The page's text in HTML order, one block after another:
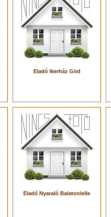
Eladó Ikerház Göd
Eladó Nyaraló Balatonlelle